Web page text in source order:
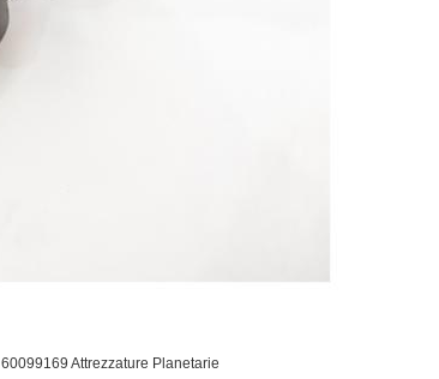
60099169 Attrezzature Planetarie